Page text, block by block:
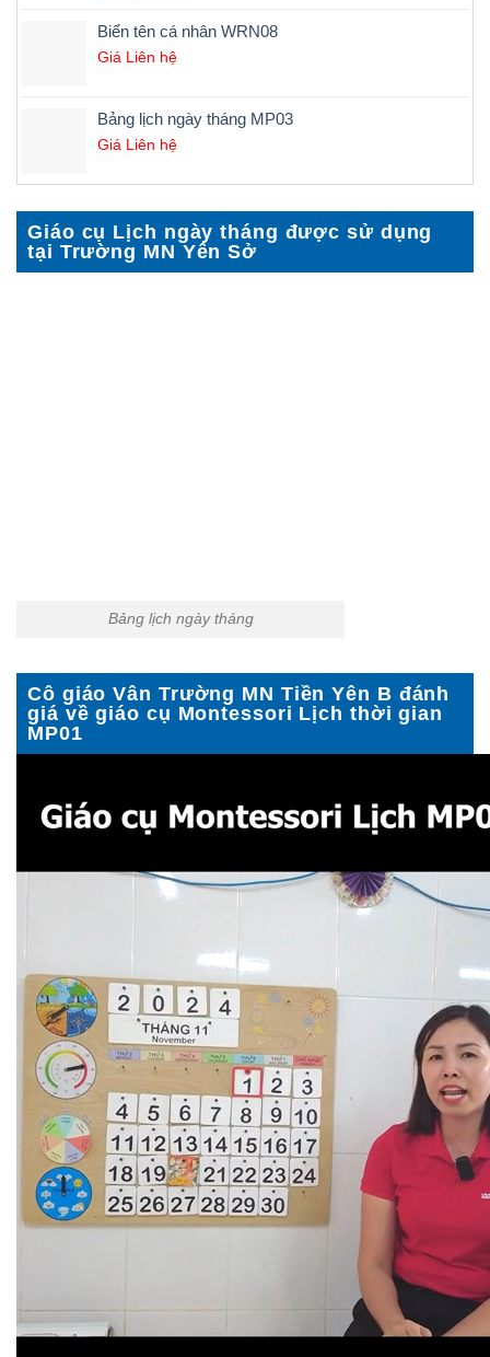
5 sao
Biển tên cá nhân WRN08
Giá Liên hệ
Bảng lịch ngày tháng MP03
Giá Liên hệ
Giáo cụ Lịch ngày tháng được sử dụng
tại Trường MN Yên Sở
Bảng lịch ngày tháng
Cô giáo Vân Trường MN Tiền Yên B đánh
giá về giáo cụ Montessori Lịch thời gian
MP01